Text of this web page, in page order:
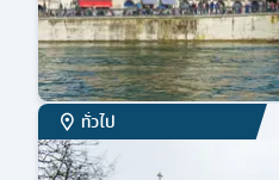
ทั่วไป